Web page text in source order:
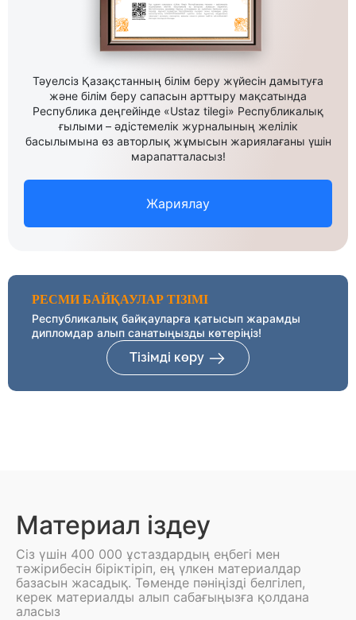
Тәуелсіз Қазақстанның білім беру жүйесін дамытуға
және білім беру сапасын арттыру мақсатында
Республика деңгейінде «Ustaz tilegi» Республикалық
ғылыми – әдістемелік журналының желілік
басылымына өз авторлық жұмысын жариялағаны үшін
марапатталасыз!
Жариялау
РЕСМИ БАЙҚАУЛАР ТІЗІМІ
Республикалық байқауларға қатысып жарамды
дипломдар алып санатыңызды көтеріңіз!
Тізімді көру
Материал іздеу
Сіз үшін 400 000 ұстаздардың еңбегі мен
тәжірибесін біріктіріп, ең үлкен материалдар
базасын жасадық. Төменде пәніңізді белгілеп,
керек материалды алып сабағыңызға қолдана
аласыз